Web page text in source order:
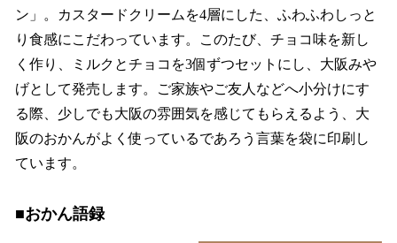
ン」。カスタードクリームを4層にした、ふわふわしっと
り食感にこだわっています。このたび、チョコ味を新し
く作り、ミルクとチョコを3個ずつセットにし、大阪みや
げとして発売します。ご家族やご友人などへ小分けにす
る際、少しでも大阪の雰囲気を感じてもらえるよう、大
阪のおかんがよく使っているであろう言葉を袋に印刷し
ています。
■おかん語録